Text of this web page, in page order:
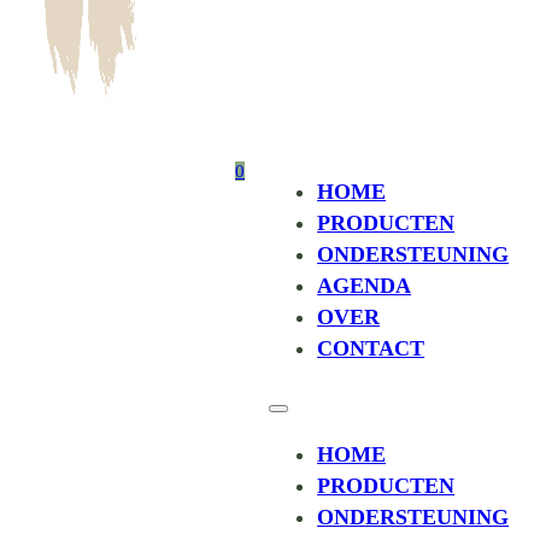
HOME
PRODUCTEN
ONDERSTEUNING
AGENDA
OVER
CONTACT
HOME
PRODUCTEN
ONDERSTEUNING
0